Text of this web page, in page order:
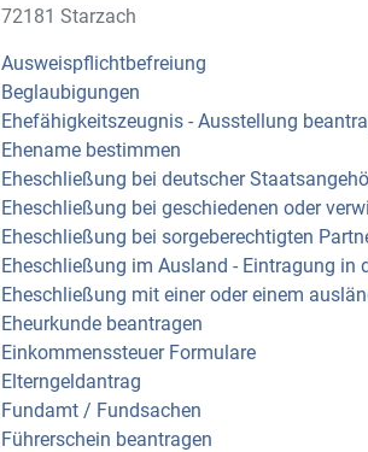
72181 Starzach
Ausweispflichtbefreiung
Beglaubigungen
Ehefähigkeitszeugnis - Ausstellung
Ehename bestimmen
Eheschließung bei deutscher
Eheschließung bei geschiedenen oder
Eheschließung bei sorgeberechtigten
Eheschließung im Ausland - Eintragung in
Eheschließung mit einer oder einem
Eheurkunde beantragen
Einkommenssteuer Formulare
Elterngeldantrag
Fundamt / Fundsachen
Führerschein beantragen